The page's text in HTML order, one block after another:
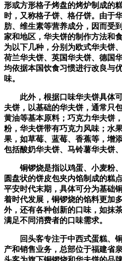
形或方形格子烤盘的烤炉制成的
时，又称格子饼、格仔饼。由于
肪、维生素等营养成分，因而受
家和地区，华夫饼的制作方法和
为以下几种，分别为欧式华夫饼
荷兰华夫饼、英国华夫饼、德国
均依据本国饮食习惯进行改良与
味。
此外，根据口味华夫饼具体可
夫饼，以基础的华夫饼，通常只
黄油等基本原料；巧克力华夫饼
粉，华夫饼带有巧克力风味；水
果，如草莓、蓝莓、香蕉等，增
包括酸奶华夫饼、马铃薯华夫饼
铜锣烧是指以鸡蛋、小麦粉、
圆盘状的饼皮包夹内馅制成的糕
平安时代末期，具体可分为基础
着时代发展，铜锣烧的馅料更加
外，还有各种创新的口味，如抹
满足不同消费者的口味需求。
回头客专注于中西式蛋糕、铜
产和销售业务，总部位于福建省